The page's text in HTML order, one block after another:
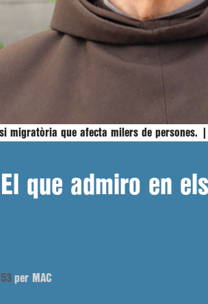
migratòria que afecta milers de persones. |
que admiro en
per MAC